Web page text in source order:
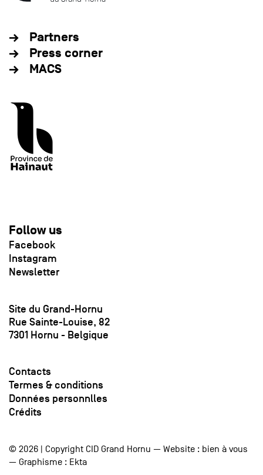
Partners
Press corner
MACS
Follow us
Facebook
Instagram
Newsletter
Site du Grand-Hornu
Rue Sainte-Louise, 82
7301 Hornu - Belgique
Contacts
Termes & conditions
Données personnlles
Crédits
© 2026 | Copyright CID Grand Hornu — Website : bien à vous
— Graphisme : Ekta